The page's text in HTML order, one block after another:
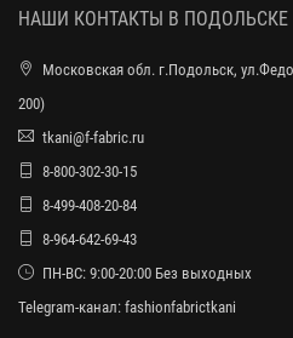
НАШИ КОНТАКТЫ В ПОДОЛЬСКЕ
Московская обл. г.Подольск,
200)
tkani@f-fabric.ru
8-800-302-30-15
8-499-408-20-84
8-964-642-69-43
ПН-ВС: 9:00-20:00 Без выходных
Telegram-канал: fashionfabrictkani